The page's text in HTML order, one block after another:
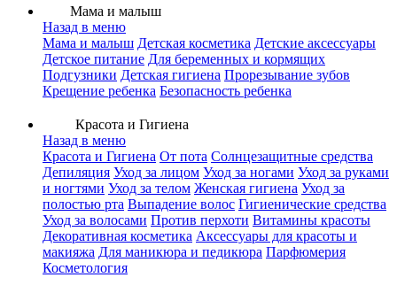
Мама и малыш
Назад в меню
Мама и малыш Детская косметика Детские аксессуары
Детское питание Для беременных и кормящих
Подгузники Детская гигиена Прорезывание зубов
Крещение ребенка Безопасность ребенка
Красота и Гигиена
Назад в меню
Красота и Гигиена От пота Солнцезащитные средства
Депиляция Уход за лицом Уход за ногами Уход за руками
и ногтями Уход за телом Женская гигиена Уход за
полостью рта Выпадение волос Гигиенические средства
Уход за волосами Против перхоти Витамины красоты
Декоративная косметика Аксессуары для красоты и
макияжа Для маникюра и педикюра Парфюмерия
Косметология